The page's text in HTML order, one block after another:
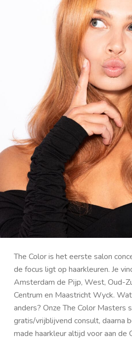
About
The Color
The Color is het eerste salon
de focus ligt op haarkleuren. Je
Amsterdam de Pijp, West, Oud-
Centrum en Maastricht Wyck.
anders? Onze The Color Masters
gratis/vrijblijvend consult, daarna
made haarkleur altijd voor aan de